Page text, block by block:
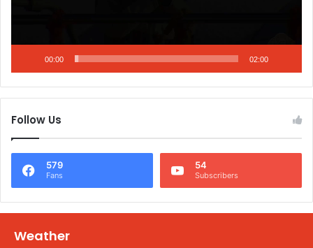
00:00 02:00
Follow Us
579
Fans
54
Subscribers
Weather